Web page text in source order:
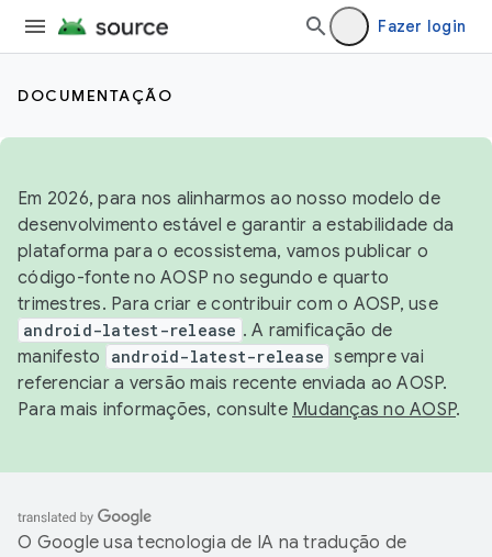
Fazer login
DOCUMENTAÇÃO
Em 2026, para nos alinharmos ao nosso modelo de
desenvolvimento estável e garantir a estabilidade da
plataforma para o ecossistema, vamos publicar o
código-fonte no AOSP no segundo e quarto
trimestres. Para criar e contribuir com o AOSP, use
android-latest-release . A ramificação de
manifesto
android-latest-release sempre vai
referenciar a versão mais recente enviada ao AOSP.
Para mais informações, consulte Mudanças no AOSP.
O Google usa tecnologia de IA na tradução de